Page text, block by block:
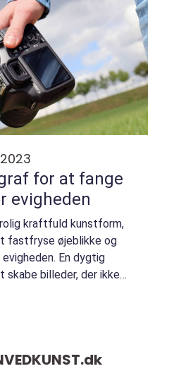
for at fange
evigheden
kraftfuld kunstform,
fastfryse øjeblikke og
En dygtig
billeder, der ikke
dk